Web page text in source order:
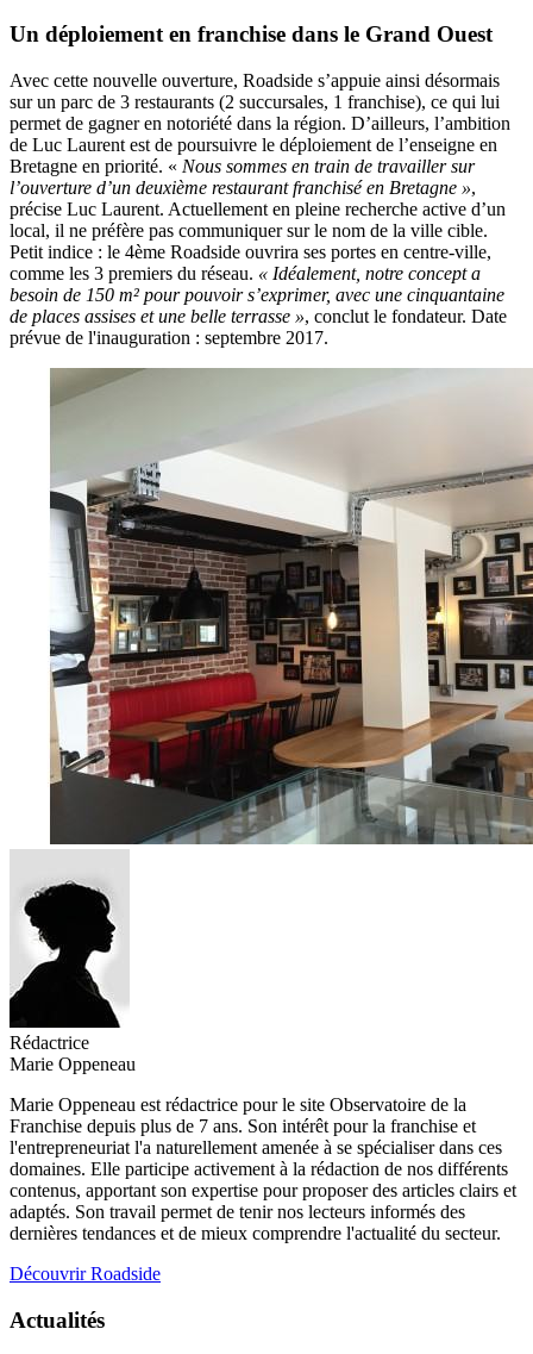
Un déploiement en franchise dans le Grand Ouest
Avec cette nouvelle ouverture, Roadside s’appuie ainsi désormais
sur un parc de 3 restaurants (2 succursales, 1 franchise), ce qui lui
permet de gagner en notoriété dans la région. D’ailleurs, l’ambition
de Luc Laurent est de poursuivre le déploiement de l’enseigne en
Bretagne en priorité. « Nous sommes en train de travailler sur
l’ouverture d’un deuxième restaurant franchisé en Bretagne »,
précise Luc Laurent. Actuellement en pleine recherche active d’un
local, il ne préfère pas communiquer sur le nom de la ville cible.
Petit indice : le 4ème Roadside ouvrira ses portes en centre-ville,
comme les 3 premiers du réseau. « Idéalement, notre concept a
besoin de 150 m² pour pouvoir s’exprimer, avec une cinquantaine
de places assises et une belle terrasse », conclut le fondateur. Date
prévue de l'inauguration : septembre 2017.
Rédactrice
Marie Oppeneau
Marie Oppeneau est rédactrice pour le site Observatoire de la
Franchise depuis plus de 7 ans. Son intérêt pour la franchise et
l'entrepreneuriat l'a naturellement amenée à se spécialiser dans ces
domaines. Elle participe activement à la rédaction de nos différents
contenus, apportant son expertise pour proposer des articles clairs et
adaptés. Son travail permet de tenir nos lecteurs informés des
dernières tendances et de mieux comprendre l'actualité du secteur.
Découvrir Roadside
Actualités